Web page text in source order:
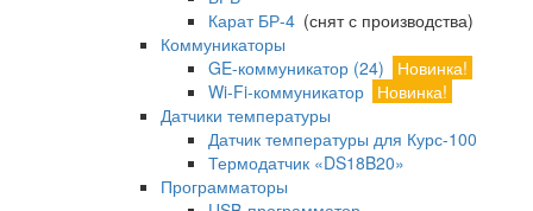
Карат БР-4 (снят с производства)
Коммуникаторы
GE-коммуникатор (24)
Новинка!
Wi-Fi-коммуникатор Новинка!
Датчики температуры
Датчик температуры для Курс-100
Термодатчик «DS18B20»
Программаторы